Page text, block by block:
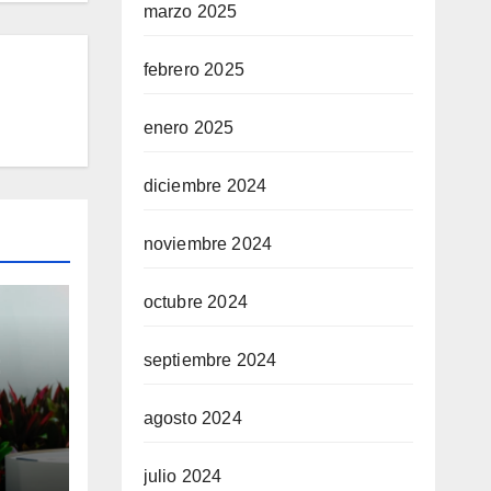
marzo 2025
febrero 2025
enero 2025
diciembre 2024
noviembre 2024
octubre 2024
septiembre 2024
agosto 2024
julio 2024